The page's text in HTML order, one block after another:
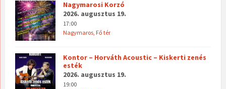
Nagymarosi Korzó
2026. augusztus 19.
17:00
Nagymaros, Fő tér
Kontor – Horváth Acoustic – Kiskerti zenés
esték
2026. augusztus 19.
19:00